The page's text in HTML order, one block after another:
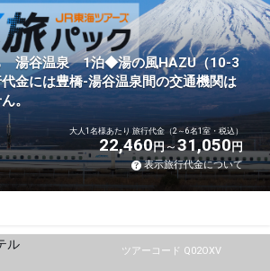
湯谷温泉 1泊◆湯の風HAZU（10-3
金には豊橋-湯谷温泉間の交通機関は
。
大人1名様あたり 旅行代金（2～6名1室・税込）
22,460円 31,050円
表示旅行代金について
ツアーコード Q02OXV